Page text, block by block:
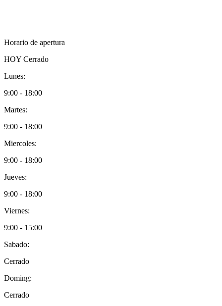
Horario de apertura
HOY Cerrado
Lunes:
9:00 - 18:00
Martes:
9:00 - 18:00
Miercoles:
9:00 - 18:00
Jueves:
9:00 - 18:00
Viernes:
9:00 - 15:00
Sabado:
Cerrado
Doming:
Cerrado